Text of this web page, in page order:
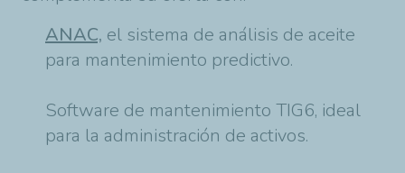
ANAC, el sistema de análisis de aceite
para mantenimiento predictivo.
Software de mantenimiento TIG6, ideal
para la administración de activos.